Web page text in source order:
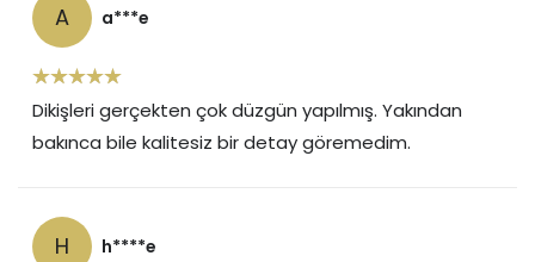
A a***e
Dikişleri gerçekten çok düzgün yapılmış. Yakından
bakınca bile kalitesiz bir detay göremedim.
H h****e